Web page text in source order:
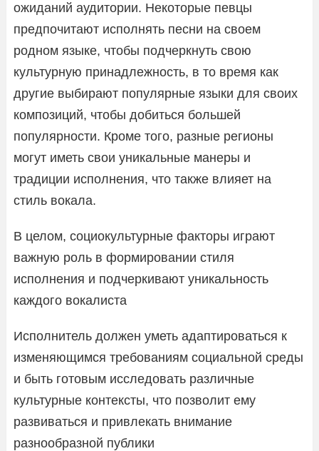
ожиданий аудитории. Некоторые певцы
предпочитают исполнять песни на своем
родном языке, чтобы подчеркнуть свою
культурную принадлежность, в то время как
другие выбирают популярные языки для своих
композиций, чтобы добиться большей
популярности. Кроме того, разные регионы
могут иметь свои уникальные манеры и
традиции исполнения, что также влияет на
стиль вокала.
В целом, социокультурные факторы играют
важную роль в формировании стиля
исполнения и подчеркивают уникальность
каждого вокалиста
Исполнитель должен уметь адаптироваться к
изменяющимся требованиям социальной среды
и быть готовым исследовать различные
культурные контексты, что позволит ему
развиваться и привлекать внимание
разнообразной публики